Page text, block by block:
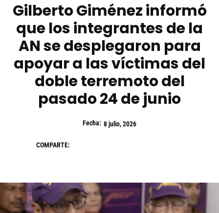
Gilberto Giménez informó
que los integrantes de la
AN se desplegaron para
apoyar a las víctimas del
doble terremoto del
pasado 24 de junio
Fecha: 8 julio, 2026
COMPARTE: